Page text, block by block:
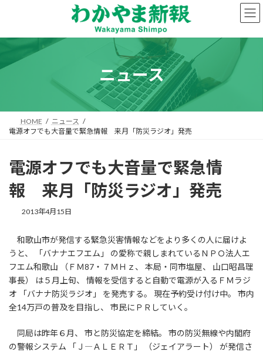
ン
へ
プ
ー
ョ
動
ニュース
HOME
ニュース
電源オフでも大音量で緊急情報 来月「防災ラジオ」発売
電源オフでも大音量で緊急情
報 来月「防災ラジオ」発売
2013年4月15日
和歌山市が発信する緊急災害情報などをより多くの人に届けよ
うと、 「バナナエフエム」 の愛称で親しまれているＮＰＯ法人エ
フエム和歌山 （ＦＭ87・７ＭＨｚ、 本局・同市塩屋、 山口昭昌理
事長） は５月上旬、 情報を受信すると自動で電源が入るＦＭラジ
オ 「バナナ防災ラジオ」 を発売する。 現在予約受け付け中。 市内
全14万戸の普及を目指し、 市民にＰＲしていく。
同局は昨年６月、 市と防災協定を締結。 市の防災無線や内閣府
の警報システム 「Ｊ―ＡＬＥＲＴ」 （ジェイアラート） が発信さ